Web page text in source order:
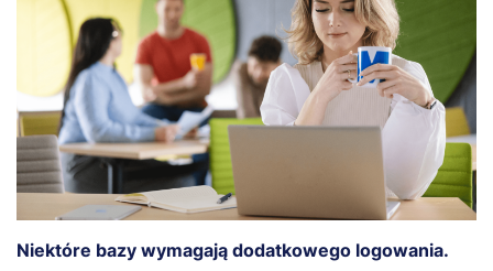
Niektóre bazy wymagają dodatkowego logowania.